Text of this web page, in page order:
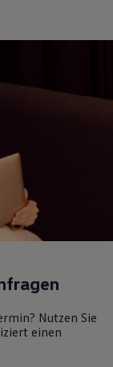
Nutzen Sie
einen